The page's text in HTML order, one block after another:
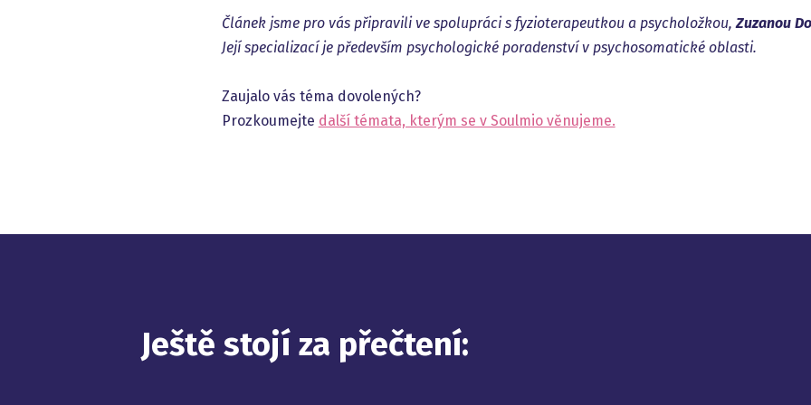
Článek jsme pro vás připravili ve spolupráci s fyzioterapeutkou a psycholožkou,Zuzanou
Její specializací je především psychologické poradenství v psychosomatické oblasti.
Zaujalo vás téma dovolených?
Prozkoumejte další témata, kterým se v Soulmio věnujeme.
Ještě stojí za přečtení: